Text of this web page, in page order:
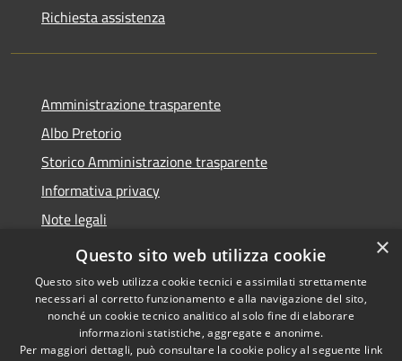
Richiesta assistenza
Amministrazione trasparente
Albo Pretorio
Storico Amministrazione trasparente
Informativa privacy
Note legali
Dichiarazione di accessibilità
Copyright © 2026 • Comune di
×
Questo sito web utilizza cookie
Questo sito web utilizza cookie tecnici e assimilati strettamente
necessari al corretto funzionamento e alla navigazione del sito,
nonché un cookie tecnico analitico al solo fine di elaborare
informazioni statistiche, aggregate e anonime.
Per maggiori dettagli, può consultare la cookie policy al seguente link